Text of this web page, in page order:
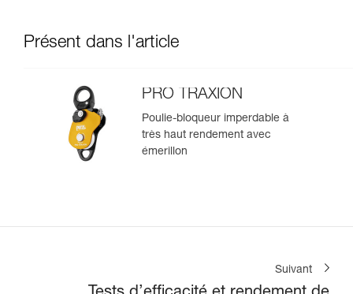
Présent dans l'article
PRO TRAXION
Poulie-bloqueur imperdable à
très haut rendement avec
émerillon
Suivant